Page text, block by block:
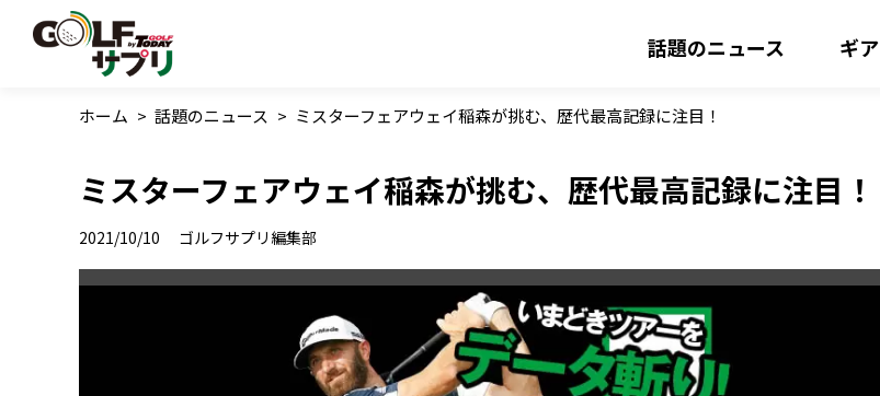
話題のニュース ギア
ホーム > 話題のニュース > ミスターフェアウェイ稲森が挑む、歴代最高記録に注目！
ミスターフェアウェイ稲森が挑む、歴代最高記録に注目！
2021/10/10 ゴルフサプリ編集部